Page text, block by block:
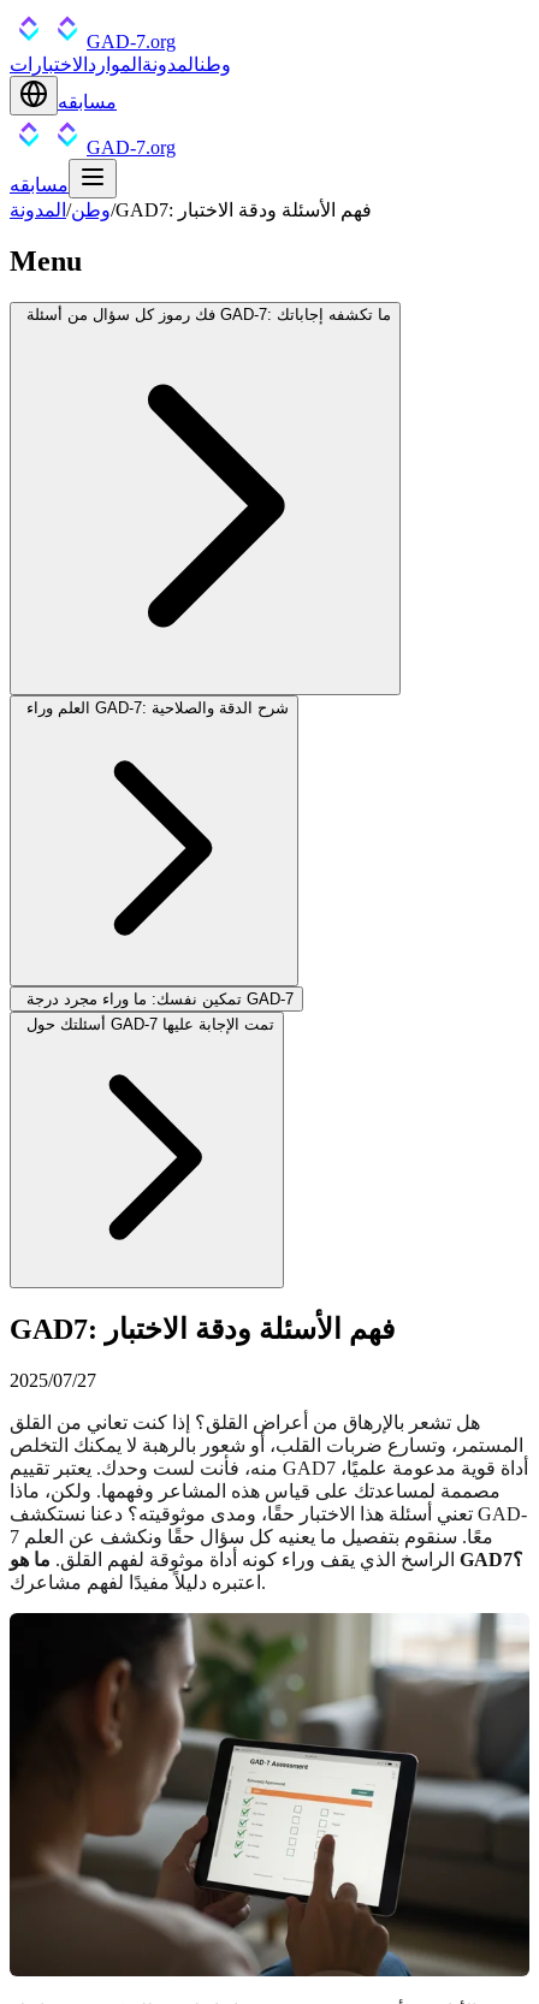
GAD-7.org
وطنالمدونة الموارد الاختبارات
مسابقه
GAD-7.org
مسابقه
وطن/ المدونة / GAD7: فهم الأسئلة ودقة الاختبار
Menu
فك رموز كل سؤال من أسئلة GAD-7: ما تكشفه إجاباتك
العلم وراء GAD-7: شرح الدقة والصلاحية
تمكين نفسك: ما وراء مجرد درجة GAD-7
أسئلتك حول GAD-7 تمت الإجابة عليها
GAD7: فهم الأسئلة ودقة الاختبار
2025/07/27
هل تشعر بالإرهاق من أعراض القلق؟ إذا كنت تعاني من القلق
المستمر، وتسارع ضربات القلب، أو شعور بالرهبة لا يمكنك التخلص
منه، فأنت لست وحدك. يعتبر تقييم GAD7 أداة قوية مدعومة علميًا،
مصممة لمساعدتك على قياس هذه المشاعر وفهمها. ولكن، ماذا
تعني أسئلة هذا الاختبار حقًا، ومدى موثوقيته؟ دعنا نستكشف GAD-
7 معًا. سنقوم بتفصيل ما يعنيه كل سؤال حقًا ونكشف عن العلم
الراسخ الذي يقف وراء كونه أداة موثوقة لفهم القلق.
ما هو GAD7؟
اعتبره دليلاً مفيدًا لفهم مشاعرك.